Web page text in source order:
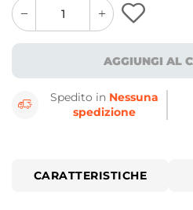
quantity
button
quantity
minus
button
AGGIUNGI AL
Spedito in Nessuna
spedizione
CARATTERISTICHE